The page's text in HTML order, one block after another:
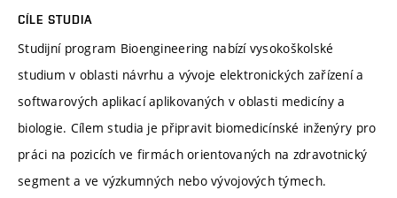
CÍLE STUDIA
Studijní program Bioengineering nabízí vysokoškolské
studium v oblasti návrhu a vývoje elektronických zařízení a
softwarových aplikací aplikovaných v oblasti medicíny a
biologie. Cílem studia je připravit biomedicínské inženýry pro
práci na pozicích ve firmách orientovaných na zdravotnický
segment a ve výzkumných nebo vývojových týmech.